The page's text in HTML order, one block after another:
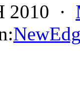
2010 ·